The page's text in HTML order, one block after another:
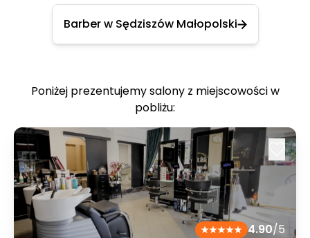
Barber w Sędziszów Małopolski
Poniżej prezentujemy salony z miejscowości w
pobliżu:
4.90/5